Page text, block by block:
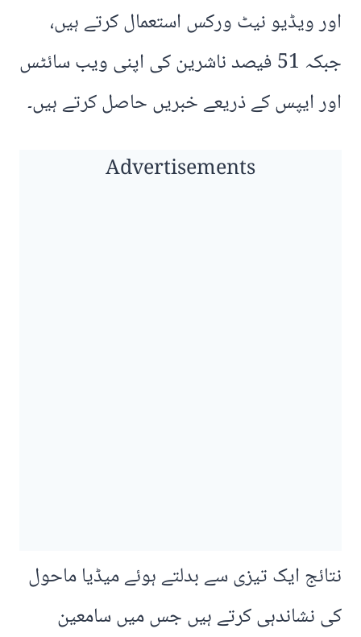
اور ویڈیو نیٹ ورکس استعمال کرتے ہیں،
جبکہ 51 فیصد ناشرین کی اپنی ویب سائٹس
اور ایپس کے ذریعے خبریں حاصل کرتے ہیں۔
Advertisements
نتائج ایک تیزی سے بدلتے ہوئے میڈیا ماحول
کی نشاندہی کرتے ہیں جس میں سامعین